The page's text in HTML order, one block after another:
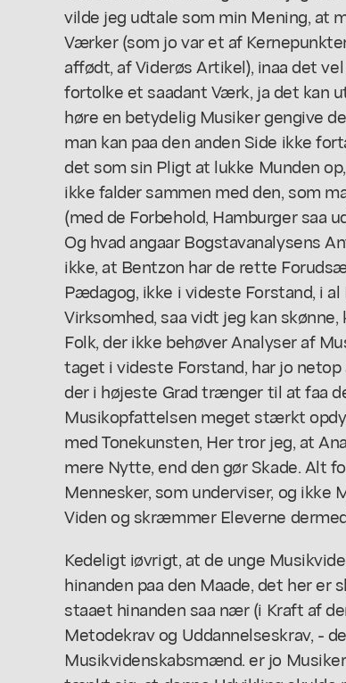
vilde jeg udtale som min Mening, at
Værker (som jo var et af
affødt, af Viderøs Artikel), inaa det
fortolke et saadant Værk, ja det kan
høre en betydelig Musiker gengive
man kan paa den anden Side ikke
det som sin Pligt at lukke Munden
ikke falder sammen med den, som
(med de Forbehold, Hamburger saa
Og hvad angaar Bogstavanalysens
ikke, at Bentzon har de rette
Pædagog, ikke i videste Forstand, i
Virksomhed, saa vidt jeg kan
Folk, der ikke behøver Analyser af
taget i videste Forstand, har jo
der i højeste Grad trænger til at faa
Musikopfattelsen meget stærkt
med Tonekunsten, Her tror jeg, at
mere Nytte, end den gør Skade. Alt
Mennesker, som underviser, og
Viden og skræmmer Eleverne
Kedeligt iøvrigt, at de unge
hinanden paa den Maade, det her er
staaet hinanden saa nær (i Kraft af
Metodekrav og Uddannelseskrav, -
Musikvidenskabsmænd. er jo